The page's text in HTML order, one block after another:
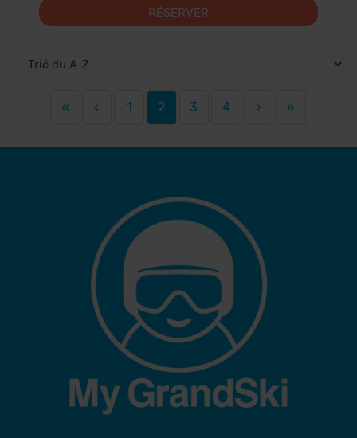
RÉSERVER
« ‹ 1 2 3 4 › »